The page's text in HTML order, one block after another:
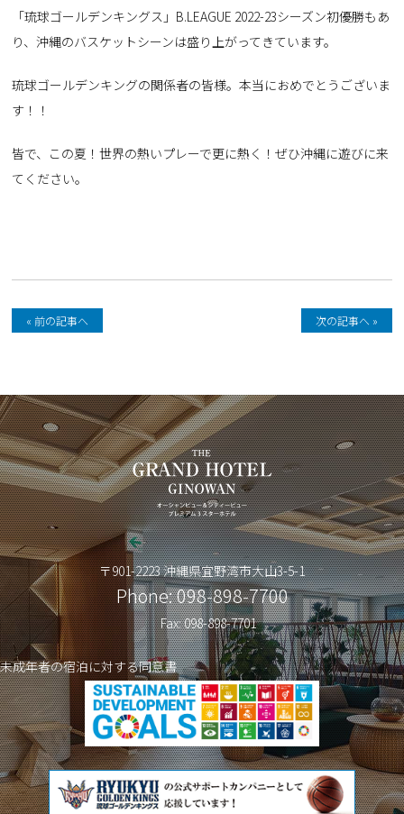
「琉球ゴールデンキングス」B.LEAGUE 2022-23シーズン初優勝もあ
り、沖縄のバスケットシーンは盛り上がってきています。
琉球ゴールデンキングの関係者の皆様。本当におめでとうございま
す！！
皆で、この夏！世界の熱いプレーで更に熱く！ぜひ沖縄に遊びに来
てください。
« 前の記事へ 次の記事へ »
〒901-2223 沖縄県宜野湾市大山3-5-1
Phone: 098-898-7700
Fax: 098-898-7701
未成年者の宿泊に対する同意書